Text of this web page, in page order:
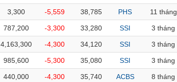
3,300 -5,559 38,785 PHS 11 tháng
787,200 -3,300 33,280 SSI 3 tháng
4,163,300 -4,300 34,120 SSI 3 tháng
985,600 -5,300 35,080 SSI 3 tháng
440,000 -4,300 35,740 ACBS 8 tháng